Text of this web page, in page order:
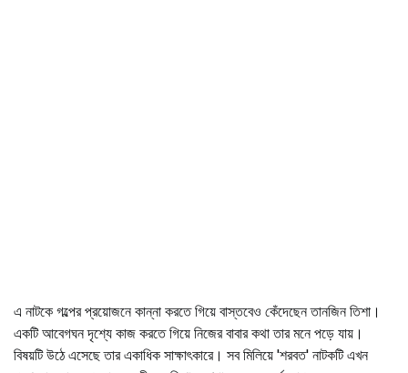
এ নাটকে গল্পের প্রয়োজনে কান্না করতে গিয়ে বাস্তবেও কেঁদেছেন তানজিন তিশা।
একটি আবেগঘন দৃশ্যে কাজ করতে গিয়ে নিজের বাবার কথা তার মনে পড়ে যায়।
বিষয়টি উঠে এসেছে তার একাধিক সাক্ষাৎকারে। সব মিলিয়ে 'শরবত' নাটকটি এখন